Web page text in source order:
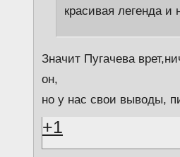
красивая легенда и
Значит Пугачева
он,
но у нас свои выводы,
+1